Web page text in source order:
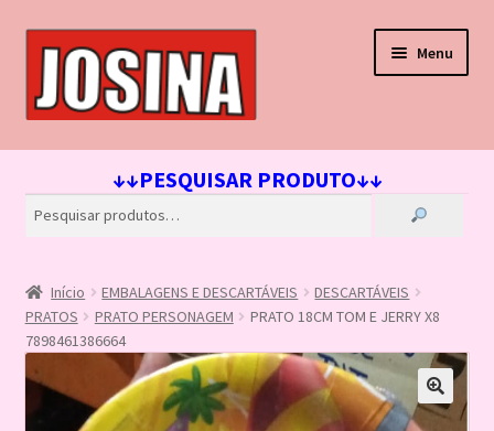
Pular
para
navegação
Pular
para
conteúdo
Menu
Início
Carrinho
Lista de Desejos
Loja
Minha conta
↓↓PESQUISAR PRODUTO↓↓
Início EMBALAGENS E DESCARTÁVEIS
DESCARTÁVEIS
PRATOS
PRATO PERSONAGEM
PRATO 18CM TOM E JERRY X8
7898461386664